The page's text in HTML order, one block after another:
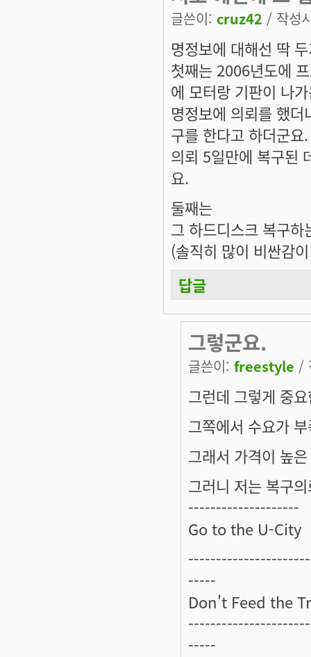
글쓴이: cruz42 / 작성
명정보에 대해선 딱
첫째는 2006년도에
에 모터랑 기판이 나
명정보에 의뢰를 했
구를 한다고 하더군요.
의뢰 5일만에 복구된
요.
둘째는
그 하드디스크 복구
(솔직히 많이 비싼감
답글
그렇군요.
글쓴이: freestyle /
그런데 그렇게 중
그쪽에서 수요가
그래서 가격이 높
그러니 저는 복구
--------------------
Go to the U-City
-----
Don't Feed the
-----